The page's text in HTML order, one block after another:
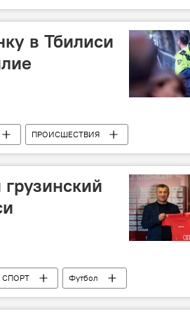
в Тбилиси
ПРОИСШЕСТВИЯ
СПОРТ Футбол